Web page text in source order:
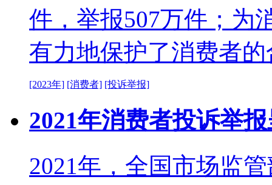
件，举报507万件；为
有力地保护了消费者
[2023年] [消费者] [投诉举报]
2021年消费者投诉举
2021年，全国市场监